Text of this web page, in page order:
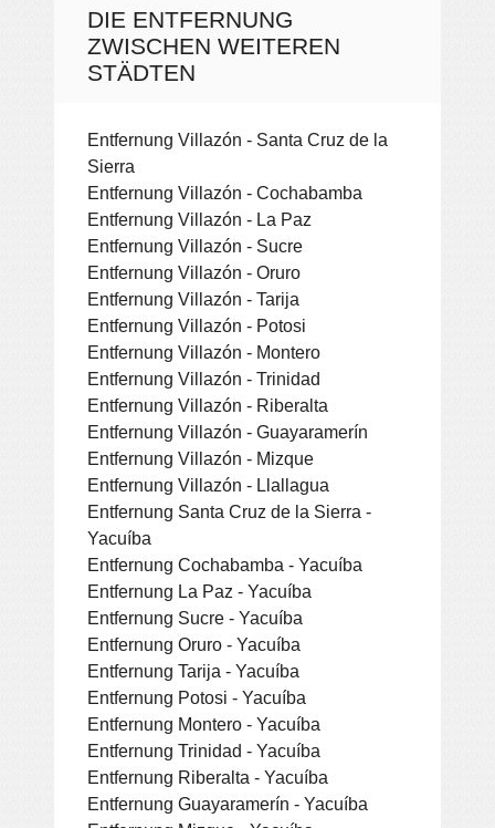
DIE ENTFERNUNG
ZWISCHEN WEITEREN
STÄDTEN
Entfernung Villazón - Santa Cruz de la
Sierra
Entfernung Villazón - Cochabamba
Entfernung Villazón - La Paz
Entfernung Villazón - Sucre
Entfernung Villazón - Oruro
Entfernung Villazón - Tarija
Entfernung Villazón - Potosi
Entfernung Villazón - Montero
Entfernung Villazón - Trinidad
Entfernung Villazón - Riberalta
Entfernung Villazón - Guayaramerín
Entfernung Villazón - Mizque
Entfernung Villazón - Llallagua
Entfernung Santa Cruz de la Sierra -
Yacuíba
Entfernung Cochabamba - Yacuíba
Entfernung La Paz - Yacuíba
Entfernung Sucre - Yacuíba
Entfernung Oruro - Yacuíba
Entfernung Tarija - Yacuíba
Entfernung Potosi - Yacuíba
Entfernung Montero - Yacuíba
Entfernung Trinidad - Yacuíba
Entfernung Riberalta - Yacuíba
Entfernung Guayaramerín - Yacuíba